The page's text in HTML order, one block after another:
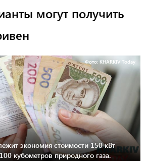
могут получить
Фото: KHARKIV Today
экономия стоимости 150 кВт
кубометров природного газа.